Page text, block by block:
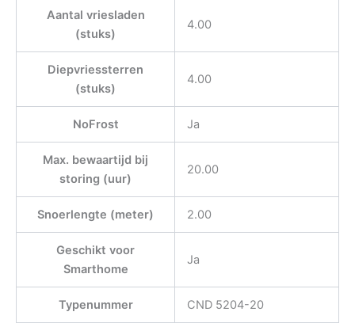
Aantal vriesladen
(stuks)
4.00
Diepvriessterren
(stuks)
4.00
NoFrost Ja
Max. bewaartijd bij
storing (uur)
20.00
Snoerlengte (meter) 2.00
Geschikt voor
Smarthome
Ja
Typenummer CND 5204-20